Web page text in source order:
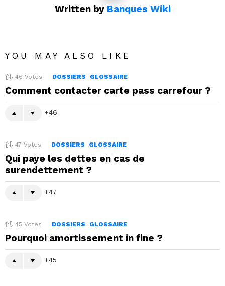
Written by Banques Wiki
YOU MAY ALSO LIKE
46 Votes DOSSIERS GLOSSAIRE
Comment contacter carte pass carrefour ?
46
47 Votes DOSSIERS GLOSSAIRE
Qui paye les dettes en cas de
surendettement ?
47
45 Votes DOSSIERS GLOSSAIRE
Pourquoi amortissement in fine ?
45